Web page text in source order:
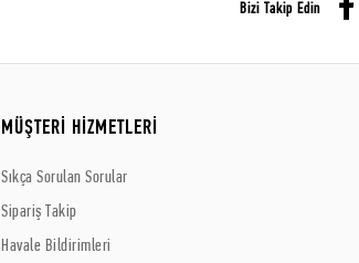
Bizi Takip Edin
MÜŞTERİ HİZMETLERİ
Sıkça Sorulan Sorular
Sipariş Takip
Havale Bildirimleri